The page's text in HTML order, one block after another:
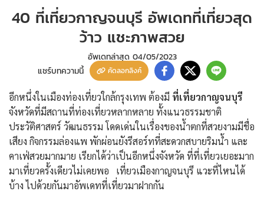
40 ที่เที่ยวกาญจนบุรี อัพเดทที่เที่ยวสุด
ว้าว แชะภาพสวย
อัพเดทล่าสุด 04/05/2023
แชร์บทความนี้
คัดลอกลิงค์
อีกหนึ่งในเมืองท่องเที่ยวใกล้กรุงเทพ ต้องมี ที่เที่ยวกาญจนบุรี
จังหวัดที่มีสถานที่ท่องเที่ยวหลากหลาย ทั้งแนวธรรมชาติ
ประวัติศาสตร์ วัฒนธรรม โดดเด่นในเรื่องของน้ำตกที่สวยงามมีชื่อ
เสียง กิจกรรมล่องแพ พักผ่อนยังรีสอร์ทที่สะดวกสบายริมน้ำ และ
คาเฟ่สวยมากมาย เรียกได้ว่าเป็นอีกหนึ่งจังหวัด ที่ที่เที่ยวเยอะมาก
มาเที่ยวครั้งเดียวไม่เคยพอ เที่ยวเมืองกาญจนบุรี แวะที่ไหนได้
บ้าง ไปด้วยกันมาอัพเดทที่เที่ยวมาฝากกัน